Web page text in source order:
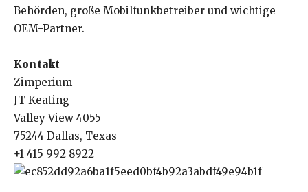
Behörden, große Mobilfunkbetreiber und wichtige
OEM-Partner.
Kontakt
Zimperium
JT Keating
Valley View 4055
75244 Dallas, Texas
+1 415 992 8922